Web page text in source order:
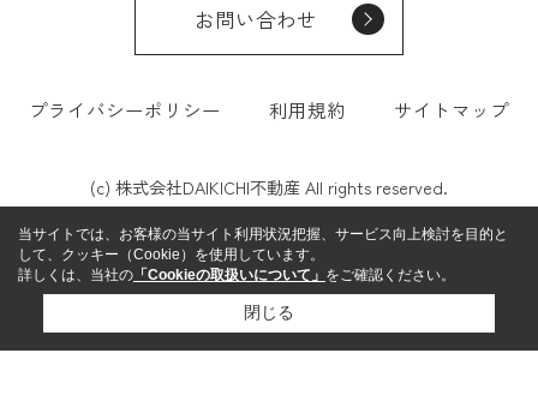
お問い合わせ
プライバシーポリシー 利用規約 サイトマップ
(c) 株式会社DAIKICHI不動産 All rights reserved.
当サイトでは、お客様の当サイト利用状況把握、サービス向上検討を目的と
して、クッキー（Cookie）を使用しています。
詳しくは、当社の 「Cookieの取扱いについて」 をご確認ください。
閉じる